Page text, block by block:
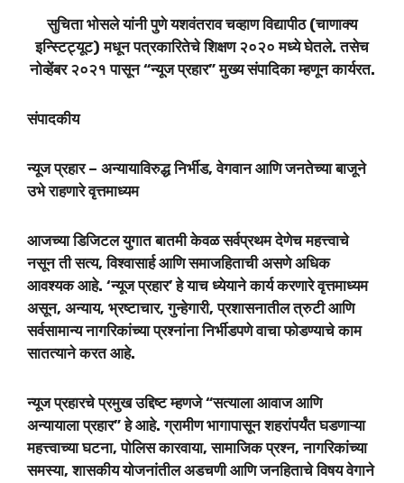
सुचिता भोसले यांनी पुणे यशवंतराव चव्हाण विद्यापीठ (चाणाक्य
इन्स्टिट्यूट) मधून पत्रकारितेचे शिक्षण २०२० मध्ये घेतले. तसेच
नोव्हेंबर २०२१ पासून “न्यूज प्रहार” मुख्य संपादिका म्हणून कार्यरत.
संपादकीय
न्यूज प्रहार – अन्यायाविरुद्ध निर्भीड, वेगवान आणि जनतेच्या बाजूने
उभे राहणारे वृत्तमाध्यम
आजच्या डिजिटल युगात बातमी केवळ सर्वप्रथम देणेच महत्त्वाचे
नसून ती सत्य, विश्वासार्ह आणि समाजहिताची असणे अधिक
आवश्यक आहे. ‘न्यूज प्रहार’ हे याच ध्येयाने कार्य करणारे वृत्तमाध्यम
असून, अन्याय, भ्रष्टाचार, गुन्हेगारी, प्रशासनातील त्रुटी आणि
सर्वसामान्य नागरिकांच्या प्रश्नांना निर्भीडपणे वाचा फोडण्याचे काम
सातत्याने करत आहे.
न्यूज प्रहारचे प्रमुख उद्दिष्ट म्हणजे “सत्याला आवाज आणि
अन्यायाला प्रहार” हे आहे. ग्रामीण भागापासून शहरांपर्यंत घडणाऱ्या
महत्त्वाच्या घटना, पोलिस कारवाया, सामाजिक प्रश्न, नागरिकांच्या
समस्या, शासकीय योजनांतील अडचणी आणि जनहिताचे विषय वेगाने